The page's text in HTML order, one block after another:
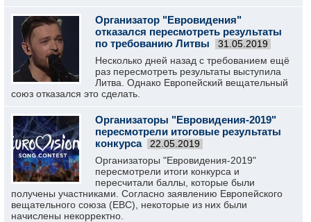
Организатор "Евровидения"
отказался пересмотреть результаты
по требованию Литвы
31.05.2019
Несколько дней назад с требованием ещё
раз пересмотреть результаты выступила
Литва. Однако Европейский вещательный
союз отказался это сделать.
Организаторы "Евровидения-2019"
пересмотрели итоговые результаты
конкурса
22.05.2019
Организаторы "Евровидения-2019"
пересмотрели итоги конкурса и
пересчитали баллы, которые были
получены участниками. Согласно заявлению Европейского
вещательного союза (ЕВС), некоторые из них были
начислены некорректно.